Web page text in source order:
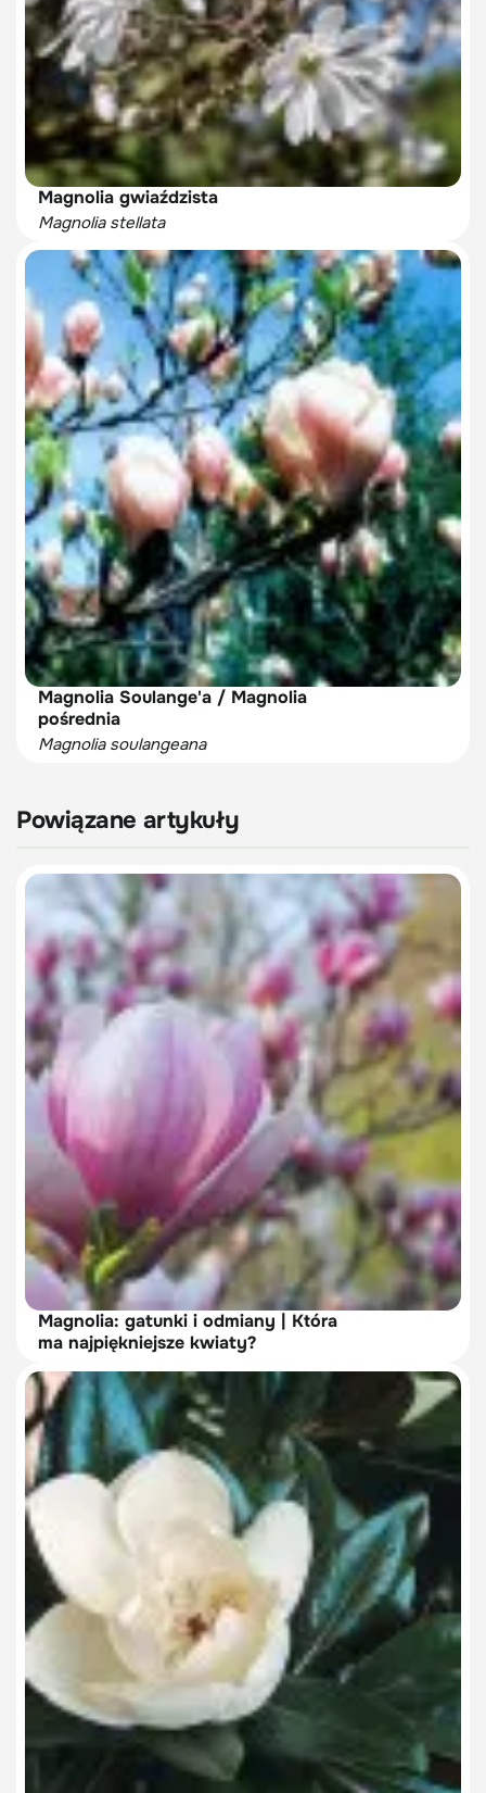
Magnolia gwiaździsta
Magnolia stellata
Magnolia Soulange'a / Magnolia
pośrednia
Magnolia soulangeana
Powiązane artykuły
Magnolia: gatunki i odmiany | Która
ma najpiękniejsze kwiaty?